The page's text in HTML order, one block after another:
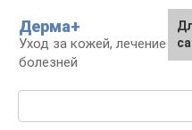
контенту
Дерма+
Уход за кожей, лечение
болезней